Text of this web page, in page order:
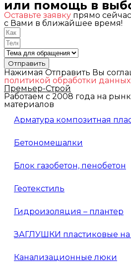
или помощь в
Оставьте заявку прямо
с Вами в ближайшее время!
Отправить
Нажимая Отправить Вы
политикой обработки данных
Премьер-Строй
Работаем с 2008 года на
материалов
Арматура композитная
Бетономешалки
Блок газобетон, пенобетон
Геотекстиль
Гидроизоляция – плантер
ЗАГЛУШКИ пластиковые на
Канализационные люки